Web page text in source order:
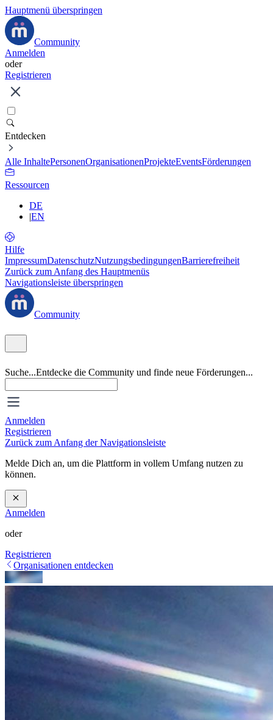
Hauptmenü überspringen
Community
Anmelden
oder
Registrieren
Entdecken
Alle InhaltePersonenOrganisationenProjekteEventsFörderungen
Ressourcen
DE
|EN
Hilfe
ImpressumDatenschutzNutzungsbedingungenBarrierefreiheit
Zurück zum Anfang des Hauptmenüs
Navigationsleiste überspringen
Community
Suche...Entdecke die Community und finde neue Förderungen...
Anmelden
Registrieren
Zurück zum Anfang der Navigationsleiste
Melde Dich an, um die Plattform in vollem Umfang nutzen zu
können.
Anmelden
oder
Registrieren
Organisationen entdecken